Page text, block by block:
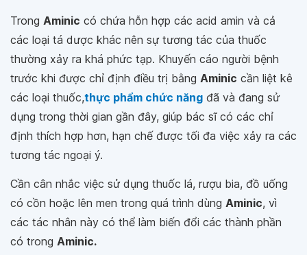
Trong Aminic có chứa hỗn hợp các acid amin và cả
các loại tá dược khác nên sự tương tác của thuốc
thường xảy ra khá phức tạp. Khuyến cáo người bệnh
trước khi được chỉ định điều trị bằng Aminic cần liệt kê
các loại thuốc,thực phẩm chức năng đã và đang sử
dụng trong thời gian gần đây, giúp bác sĩ có các chỉ
định thích hợp hơn, hạn chế được tối đa việc xảy ra các
tương tác ngoại ý.
Cần cân nhắc việc sử dụng thuốc lá, rượu bia, đồ uống
có cồn hoặc lên men trong quá trình dùng Aminic, vì
các tác nhân này có thể làm biến đổi các thành phần
có trong Aminic.